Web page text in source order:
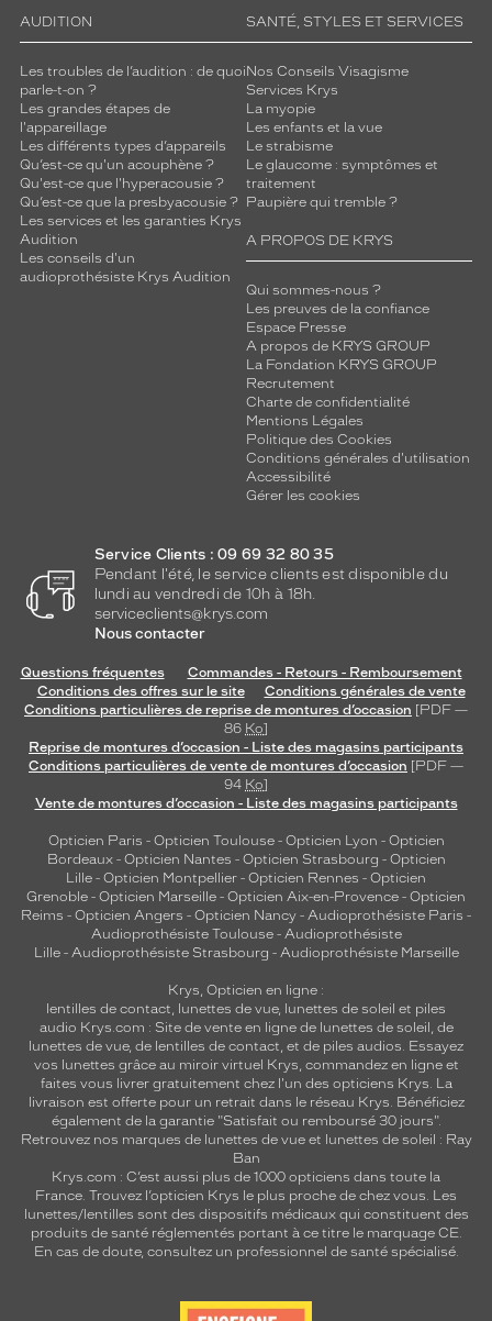
AUDITION
Les troubles de l’audition : de quoi
parle-t-on ?
Les grandes étapes de
l'appareillage
Les différents types d’appareils
Qu’est-ce qu'un acouphène ?
Qu'est-ce que l'hyperacousie ?
Qu’est-ce que la presbyacousie ?
Les services et les garanties Krys
Audition
Les conseils d'un
audioprothésiste Krys Audition
SANTÉ, STYLES ET SERVICES
Nos Conseils Visagisme
Services Krys
La myopie
Les enfants et la vue
Le strabisme
Le glaucome : symptômes et
traitement
Paupière qui tremble ?
A PROPOS DE KRYS
Qui sommes-nous ?
Les preuves de la confiance
Espace Presse
A propos de KRYS GROUP
La Fondation KRYS GROUP
Recrutement
Charte de confidentialité
Mentions Légales
Politique des Cookies
Conditions générales d'utilisation
Accessibilité
Gérer les cookies
Service Clients : 09 69 32 80 35
Pendant l'été, le service clients est disponible du
lundi au vendredi de 10h à 18h.
serviceclients@krys.com
Nous contacter
Questions fréquentes
Commandes - Retours - Remboursement
Conditions des offres sur le site
Conditions générales de vente
Conditions particulières de reprise de montures d’occasion [PDF —
86 Ko]
Reprise de montures d’occasion - Liste des magasins participants
Conditions particulières de vente de montures d’occasion [PDF —
94 Ko]
Vente de montures d’occasion - Liste des magasins participants
Opticien Paris - Opticien Toulouse- Opticien Lyon - Opticien
Bordeaux- Opticien Nantes - Opticien Strasbourg - Opticien
Lille - Opticien Montpellier - Opticien Rennes - Opticien
Grenoble - Opticien Marseille - Opticien Aix-en-Provence - Opticien
Reims - Opticien Angers - Opticien Nancy - Audioprothésiste Paris -
Audioprothésiste Toulouse- Audioprothésiste
Lille- Audioprothésiste Strasbourg - Audioprothésiste Marseille
Krys, Opticien en ligne :
lentilles de contact, lunettes de vue, lunettes de soleil et piles
audio Krys.com : Site de vente en ligne de lunettes de soleil, de
lunettes de vue, de lentilles de contact, et de piles audios. Essayez
vos lunettes grâce au miroir virtuel Krys, commandez en ligne et
faites vous livrer gratuitement chez l'un des opticiens Krys. La
livraison est offerte pour un retrait dans le réseau Krys. Bénéficiez
également de la garantie "Satisfait ou remboursé 30 jours".
Retrouvez nos marques de lunettes de vue et lunettes de soleil : Ray
Ban
Krys.com : C’est aussi plus de 1000 opticiens dans toute la
France. Trouvez l’opticien Krys le plus proche de chez vous. Les
lunettes/lentilles sont des dispositifs médicaux qui constituent des
produits de santé réglementés portant à ce titre le marquage CE.
En cas de doute, consultez un professionnel de santé spécialisé.